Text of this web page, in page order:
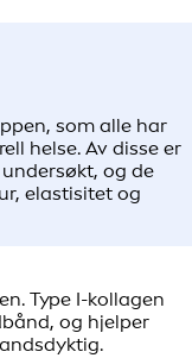
som alle har
helse. Av disse er
og de
elastisitet og
Type I-kollagen
og hjelper